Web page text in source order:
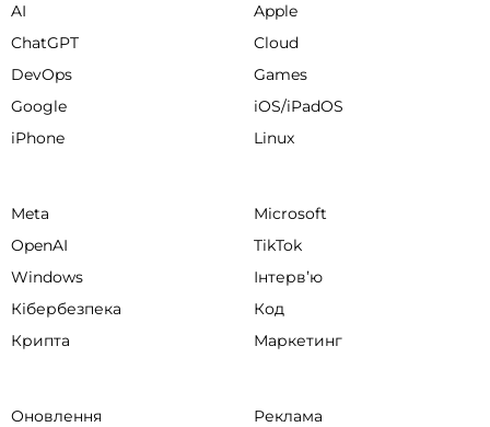
AI
Apple
ChatGPT
Cloud
DevOps
Games
Google
iOS/iPadOS
iPhone
Linux
Meta
Microsoft
OpenAI
TikTok
Windows
Інтервʼю
Кібербезпека
Код
Крипта
Маркетинг
Оновлення Реклама